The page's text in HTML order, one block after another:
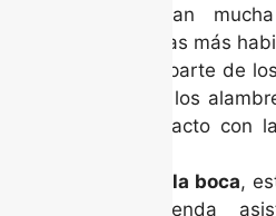
que generan
paciente. Las más
ruptura de parte de
el largo de los
hacen contacto con
Úlceras en la boca,
se recomienda